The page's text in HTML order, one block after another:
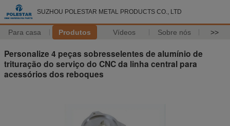
SUZHOU POLESTAR METAL PRODUCTS CO., LTD
Para casa Produtos Vídeos Sobre nós >>
Personalize 4 peças sobresselentes de alumínio de
trituração do serviço do CNC da linha central para
acessórios dos reboques